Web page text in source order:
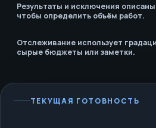
Результаты и исключения
чтобы определить объём работ.
Отслеживание использует
сырые бюджеты или заметки.
ТЕКУЩАЯ ГОТОВНОСТЬ